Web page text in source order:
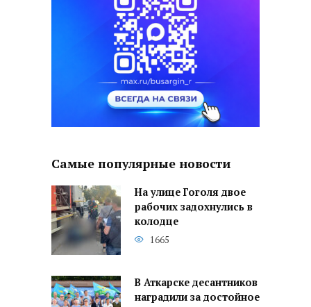
Самые популярные новости
На улице Гоголя двое
рабочих задохнулись в
колодце
1665
В Аткарске десантников
наградили за достойное